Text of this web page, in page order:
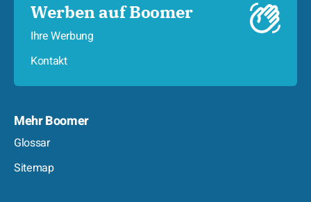
Werben auf Boomer
Ihre Werbung
Kontakt
Mehr Boomer
Glossar
Sitemap